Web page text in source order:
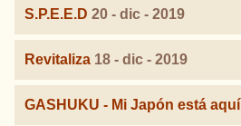
S.P.E.E.D 20 - dic - 2019
Revitaliza 18 - dic - 2019
GASHUKU - Mi Japón está aquí